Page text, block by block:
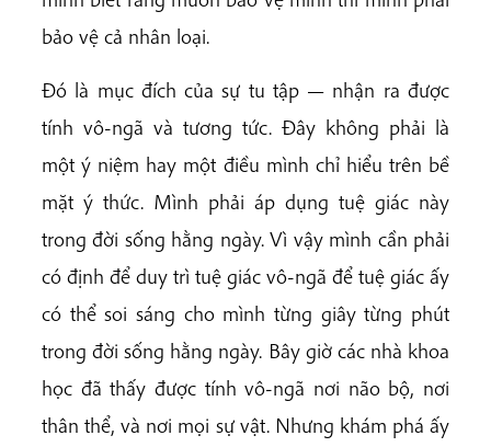
bảo vệ cả nhân loại.
Đó là mục đích của sự tu tập — nhận ra được
tính vô-ngã và tương tức. Đây không phải là
một ý niệm hay một điều mình chỉ hiểu trên bề
mặt ý thức. Mình phải áp dụng tuệ giác này
trong đời sống hằng ngày. Vì vậy mình cần phải
có định để duy trì tuệ giác vô-ngã để tuệ giác ấy
có thể soi sáng cho mình từng giây từng phút
trong đời sống hằng ngày. Bây giờ các nhà khoa
học đã thấy được tính vô-ngã nơi não bộ, nơi
thân thể, và nơi mọi sự vật. Nhưng khám phá ấy